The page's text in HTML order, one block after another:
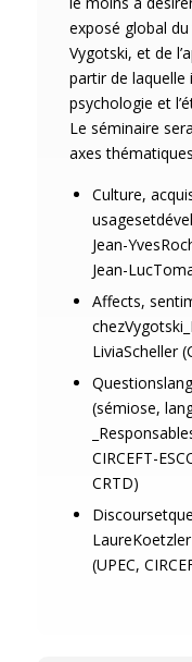
exposé global
Vygotski, et de
partir de laquelle
psychologie et
Le séminaire
axes
Culture,
Jean-
Jean-
Affects,
LiviaScheller
(sémiose,
CIRCEFT-
CRTD)
(UPEC,